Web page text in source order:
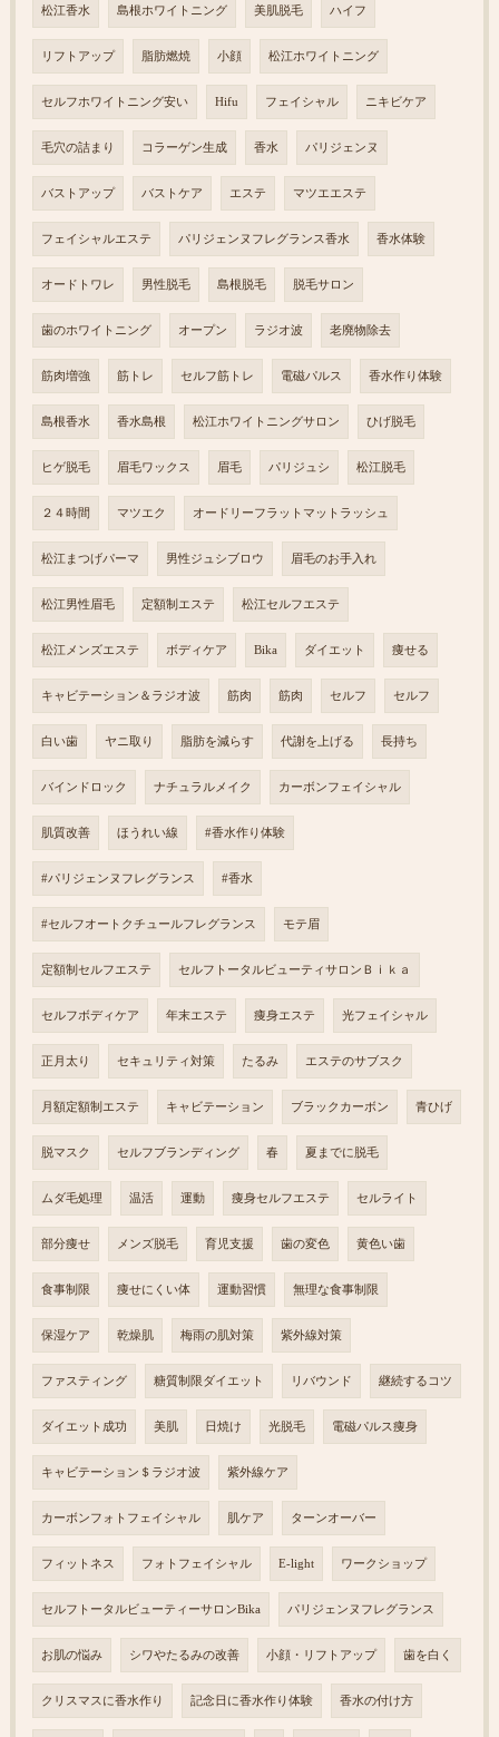
松江香水 島根ホワイトニング 美肌脱毛 ハイフ
リフトアップ 脂肪燃焼 小顔 松江ホワイトニング
セルフホワイトニング安い Hifu フェイシャル ニキビケア
毛穴の詰まり コラーゲン生成 香水 パリジェンヌ
バストアップ バストケア エステ マツエエステ
フェイシャルエステ パリジェンヌフレグランス香水 香水体験
オードトワレ 男性脱毛 島根脱毛 脱毛サロン
歯のホワイトニング オープン ラジオ波 老廃物除去
筋肉増強 筋トレ セルフ筋トレ 電磁パルス 香水作り体験
島根香水 香水島根 松江ホワイトニングサロン ひげ脱毛
ヒゲ脱毛 眉毛ワックス 眉毛 パリジュシ 松江脱毛
２４時間 マツエク オードリーフラットマットラッシュ
松江まつげパーマ 男性ジュシブロウ 眉毛のお手入れ
松江男性眉毛 定額制エステ 松江セルフエステ
松江メンズエステ ボディケア Bika ダイエット 痩せる
キャビテーション＆ラジオ波 筋肉 筋肉 セルフ セルフ
白い歯 ヤニ取り 脂肪を減らす 代謝を上げる 長持ち
バインドロック ナチュラルメイク カーボンフェイシャル
肌質改善 ほうれい線 #香水作り体験
#パリジェンヌフレグランス #香水
#セルフオートクチュールフレグランス モテ眉
定額制セルフエステ セルフトータルビューティサロンＢｉｋａ
セルフボディケア 年末エステ 痩身エステ 光フェイシャル
正月太り セキュリティ対策 たるみ エステのサブスク
月額定額制エステ キャビテーション ブラックカーボン 青ひげ
脱マスク セルフブランディング 春 夏までに脱毛
ムダ毛処理 温活 運動 痩身セルフエステ セルライト
部分痩せ メンズ脱毛 育児支援 歯の変色 黄色い歯
食事制限 痩せにくい体 運動習慣 無理な食事制限
保湿ケア 乾燥肌 梅雨の肌対策 紫外線対策
ファスティング 糖質制限ダイエット リバウンド 継続するコツ
ダイエット成功 美肌 日焼け 光脱毛 電磁パルス痩身
キャビテーション＄ラジオ波 紫外線ケア
カーボンフォトフェイシャル 肌ケア ターンオーバー
フィットネス フォトフェイシャル E-light ワークショップ
セルフトータルビューティーサロンBika パリジェンヌフレグランス
お肌の悩み シワやたるみの改善 小顔・リフトアップ 歯を白く
クリスマスに香水作り 記念日に香水作り体験 香水の付け方